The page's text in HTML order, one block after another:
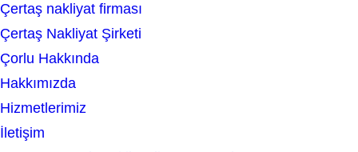
a
r
c
h
Çertaş nakliyat firması
Çertaş Nakliyat Şirketi
Çorlu Hakkında
Hakkımızda
Hizmetlerimiz
İletişim